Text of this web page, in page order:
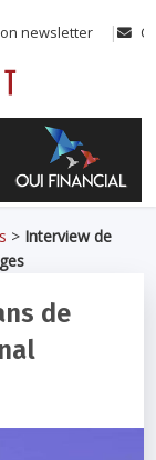
newsletter
> Interview de
de